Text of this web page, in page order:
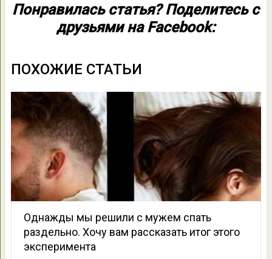
Понравилась статья? Поделитесь с
друзьями на Facebook:
ПОХОЖИЕ СТАТЬИ
Однажды мы решили с мужем спать
раздельно. Хочу вам рассказать итог этого
эксперимента